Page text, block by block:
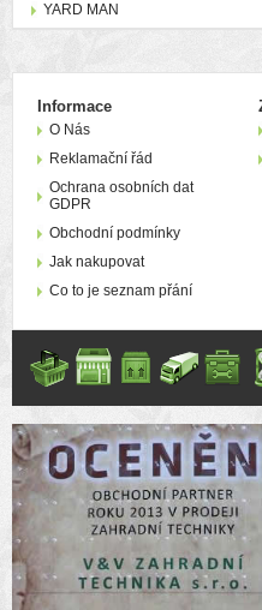
YARD MAN
Informace
O Nás
Reklamační řád
Ochrana osobních dat
GDPR
Obchodní podmínky
Jak nakupovat
Co to je seznam přání